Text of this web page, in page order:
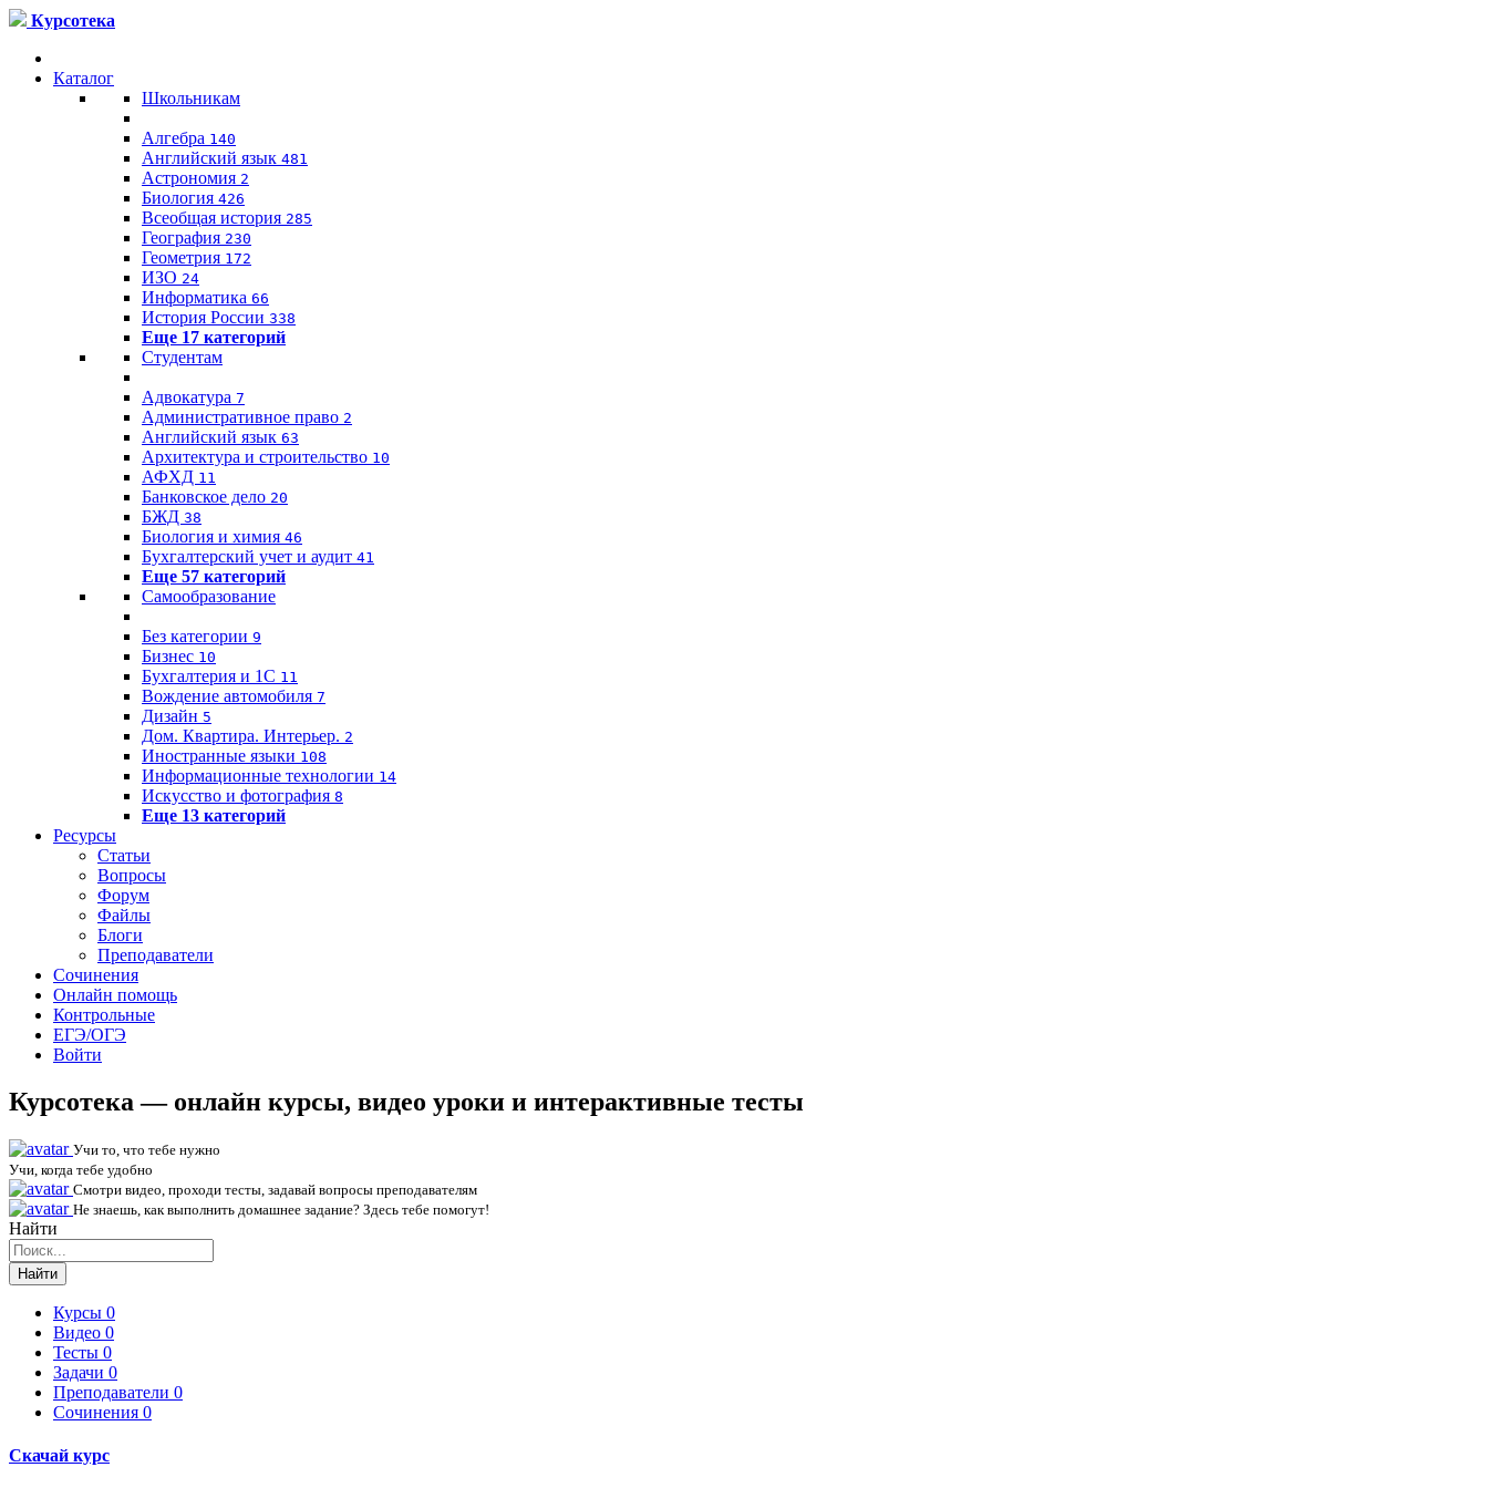
Курсотека
Каталог
Школьникам
Алгебра 140
Английский язык 481
Астрономия 2
Биология 426
Всеобщая история 285
География 230
Геометрия 172
ИЗО 24
Информатика 66
История России 338
Еще 17 категорий
Студентам
Адвокатура 7
Административное право 2
Английский язык 63
Архитектура и строительство 10
АФХД 11
Банковское дело 20
БЖД 38
Биология и химия 46
Бухгалтерский учет и аудит 41
Еще 57 категорий
Самообразование
Без категории 9
Бизнес 10
Бухгалтерия и 1C 11
Вождение автомобиля 7
Дизайн 5
Дом. Квартира. Интерьер. 2
Иностранные языки 108
Информационные технологии 14
Искусство и фотография 8
Еще 13 категорий
Ресурсы
Статьи
Вопросы
Форум
Файлы
Блоги
Преподаватели
Сочинения
Онлайн помощь
Контрольные
ЕГЭ/ОГЭ
Войти
Курсотека — онлайн курсы, видео уроки и интерактивные тесты
Учи то, что тебе нужно
Учи, когда тебе удобно
Смотри видео, проходи тесты, задавай вопросы преподавателям
Не знаешь, как выполнить домашнее задание? Здесь тебе помогут!
Найти
Найти
Курсы 0
Видео 0
Тесты 0
Задачи 0
Преподаватели 0
Сочинения 0
Скачай курс